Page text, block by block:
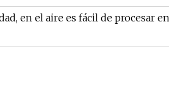
en el aire es fácil de procesar